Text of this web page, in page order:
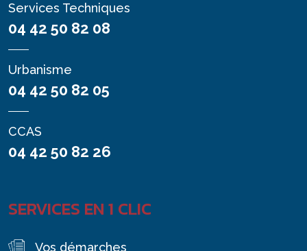
Services Techniques
04 42 50 82 08
Urbanisme
04 42 50 82 05
CCAS
04 42 50 82 26
SERVICES EN 1 CLIC
Vos démarches